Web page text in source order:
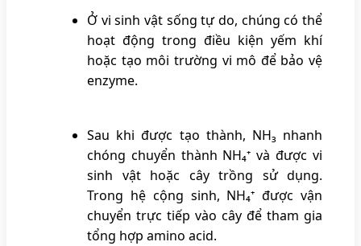
Ở vi sinh vật sống tự do, chúng có thể
hoạt động trong điều kiện yếm khí
hoặc tạo môi trường vi mô để bảo vệ
enzyme.
Sau khi được tạo thành, NH₃ nhanh
chóng chuyển thành NH₄⁺ và được vi
sinh vật hoặc cây trồng sử dụng.
Trong hệ cộng sinh, NH₄⁺ được vận
chuyển trực tiếp vào cây để tham gia
tổng hợp amino acid.